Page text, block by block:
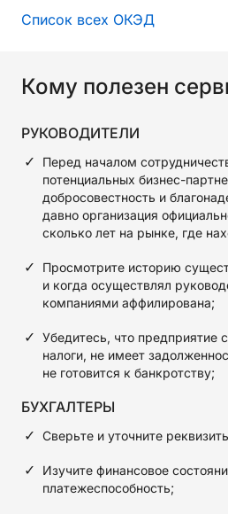
Список всех ОКЭД
Кому полезен
РУКОВОДИТЕЛИ
Перед началом
потенциальных бизнес-
добросовестность и
давно организация
сколько лет на рынке, где
Просмотрите историю
и когда осуществлял
компаниями аффилирована;
Убедитесь, что предприятие
налоги, не имеет
не готовится к банкротству;
БУХГАЛТЕРЫ
Сверьте и уточните
Изучите финансовое
платежеспособность;